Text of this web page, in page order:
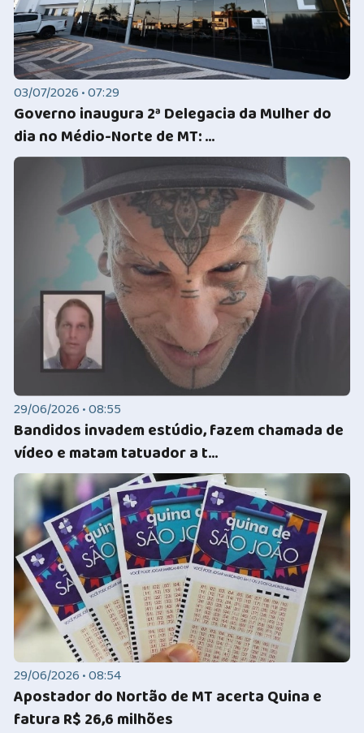
03/07/2026 • 07:29
Governo inaugura 2ª Delegacia da Mulher do
dia no Médio-Norte de MT: ...
29/06/2026 • 08:55
Bandidos invadem estúdio, fazem chamada de
vídeo e matam tatuador a t...
29/06/2026 • 08:54
Apostador do Nortão de MT acerta Quina e
fatura R$ 26,6 milhões